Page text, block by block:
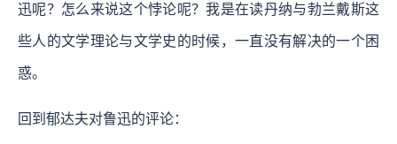
迅呢？怎么来说这个悖论呢？我是在读丹纳与勃兰戴斯这
些人的文学理论与文学史的时候，一直没有解决的一个困
惑。
回到郁达夫对鲁迅的评论：